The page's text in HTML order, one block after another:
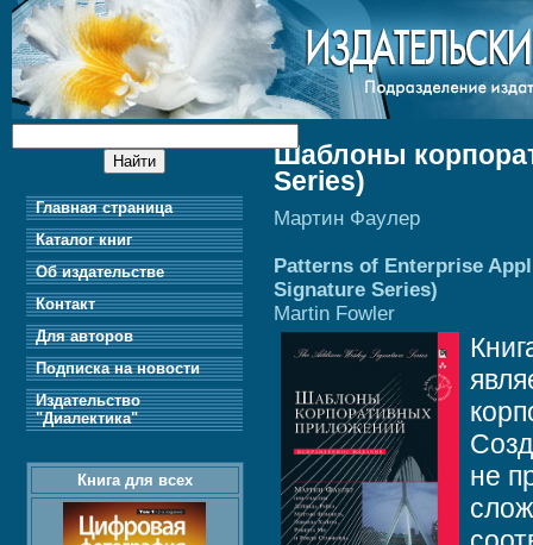
Шаблоны
Series)
Мартин Фаулер
Patterns of Enterprise
Signature Series)
Martin Fowler
не
Главная страница
Каталог книг
Об издательстве
Контакт
Для авторов
Подписка на новости
Издательство
"Диалектика"
Книга для всех